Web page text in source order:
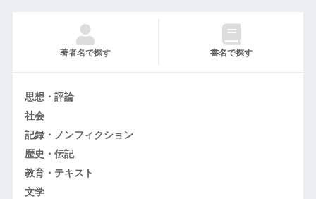
著者名で探す 書名で探す
思想・評論
社会
記録・ノンフィクション
歴史・伝記
教育・テキスト
文学